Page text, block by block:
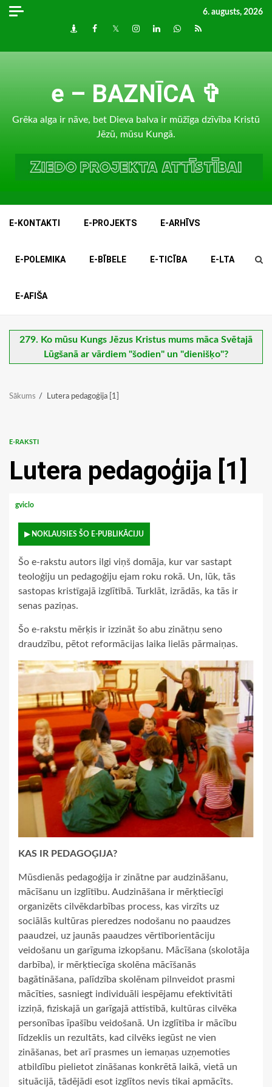
Skip
6. augusts, 2026
DraugiemFacebook
TwitterInstagram
LinkedInwhatsapp
RSS
e – BAZNĪCA ✞
Grēka alga ir nāve, bet Dieva balva ir mūžīga dzīvība Kristū
Jēzū, mūsu Kungā.
E-KONTAKTI E-PROJEKTS E-ARHĪVS
E-POLEMIKA E-BĪBELE E-TICĪBA E-LTA
E-AFIŠA
279. Ko mūsu Kungs Jēzus Kristus mums māca Svētajā
Lūgšanā ar vārdiem "šodien" un "dienišķo"?
Sākums Lutera pedagoģija [1]
E-RAKSTI
Lutera pedagoģija [1]
gviclo
▶ NOKLAUSIES ŠO E-PUBLIKĀCIJU
Šo e-rakstu autors ilgi viņš domāja, kur var sastapt
teoloģiju un pedagoģiju ejam roku rokā. Un, lūk, tās
sastopas kristīgajā izglītībā. Turklāt, izrādās, ka tās ir
senas paziņas.
Šo e-rakstu mērķis ir izzināt šo abu zinātņu seno
draudzību, pētot reformācijas laika lielās pārmaiņas.
KAS IR PEDAGOĢIJA?
Mūsdienās pedagoģija ir zinātne par audzināšanu,
mācīšanu un izglītību. Audzināšana ir mērķtiecīgi
organizēts cilvēkdarbības process, kas virzīts uz
sociālās kultūras pieredzes nodošanu no paaudzes
paaudzei, uz jaunās paaudzes vērtīborientāciju
veidošanu un garīguma izkopšanu. Mācīšana (skolotāja
darbība), ir mērķtiecīga skolēna mācīšanās
bagātināšana, palīdzība skolēnam pilnveidot prasmi
mācīties, sasniegt individuāli iespējamu efektivitāti
izziņā, fiziskajā un garīgajā attīstībā, kultūras cilvēka
personības īpašību veidošanā. Un izglītība ir mācību
līdzeklis un rezultāts, kad cilvēks iegūst ne vien
zināšanas, bet arī prasmes un iemaņas uzņemoties
atbildību pielietot zināšanas konkrētā laikā, vietā un
situācijā, tādējādi esot izglītos nevis tikai apmācīts.